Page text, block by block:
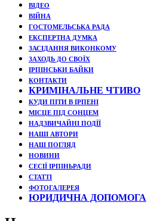
ВІДЕО
ВІЙНА
ГОСТОМЕЛЬСЬКА РАДА
ЕКСПЕРТНА ДУМКА
ЗАСІДАННЯ ВИКОНКОМУ
ЗАХОДЬ ДО СВОЇХ
ІРПІНСЬКИ БАЙКИ
КОНТАКТИ
КРИМІНАЛЬНЕ ЧТИВО
КУДИ ПІТИ В ІРПЕНІ
МІСЦЕ ПІД СОНЦЕМ
НАДЗВИЧАЙНІ ПОДЇЇ
НАШІ АВТОРИ
НАШ ПОГЛЯД
НОВИНИ
СЕСІЇ ІРПІНЬРАДИ
СТАТТІ
ФОТОГАЛЕРЕЯ
ЮРИДИЧНА ДОПОМОГА